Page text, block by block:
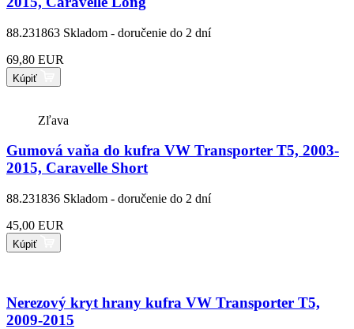
88.231863 Skladom - doručenie do 2 dní
69,80 EUR
Kúpiť
Zľava
Gumová vaňa do kufra VW Transporter T5, 2003-
2015, Caravelle Short
88.231836 Skladom - doručenie do 2 dní
45,00 EUR
Kúpiť
Nerezový kryt hrany kufra VW Transporter T5,
2009-2015